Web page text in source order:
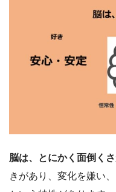
脳は、とにかく面倒く
きがあり、変化を嫌い